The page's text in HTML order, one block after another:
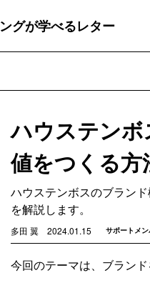
グが学べるレター
ハウステン
値をつくる方
ハウステンボスのブラン
を解説します。
多田 翼 2024.01.15 サポートメ
今回のテーマは、ブラン